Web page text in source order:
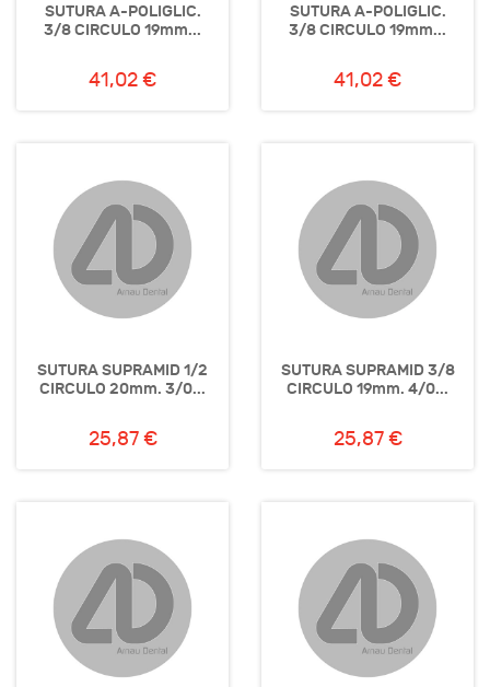
SUTURA A-POLIGLIC.
3/8 CIRCULO 19mm...
41,02 €
SUTURA A-POLIGLIC.
3/8 CIRCULO 19mm...
41,02 €
SUTURA SUPRAMID 1/2
CIRCULO 20mm. 3/0...
25,87 €
SUTURA SUPRAMID 3/8
CIRCULO 19mm. 4/0...
25,87 €